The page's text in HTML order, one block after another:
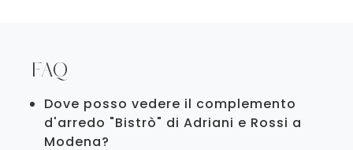
FAQ
Dove posso vedere il complemento
d'arredo "Bistrò" di Adriani e Rossi a
Modena?